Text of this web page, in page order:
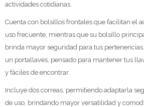
actividades cotidianas.
Cuenta con bolsillos frontales que facilitan el
uso frecuente, mientras que su bolsillo
brinda mayor seguridad para tus
un portallaves, pensado para mantener tus
y fáciles de encontrar.
Incluye dos correas, permitiendo adaptarla
de uso, brindando mayor versatilidad y